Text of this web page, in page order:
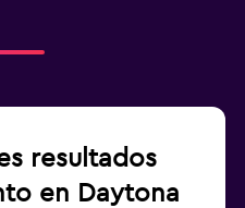
resultados
en Daytona